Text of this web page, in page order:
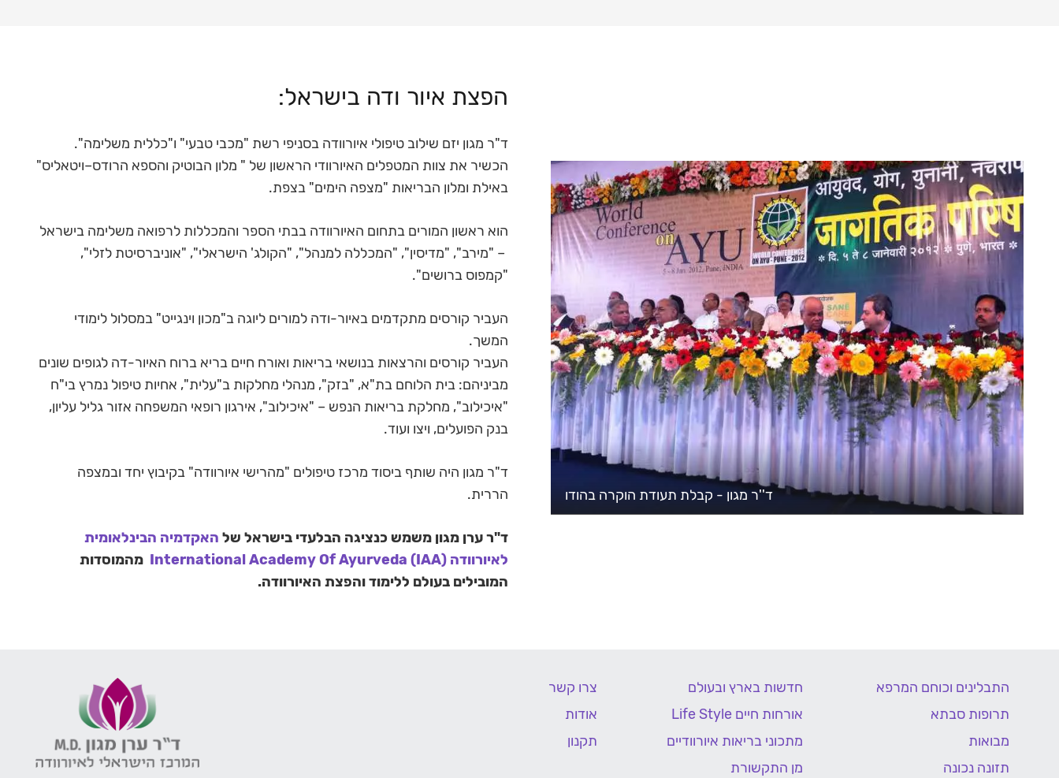
ד''ר מגון - קבלת תעודת הוקרה בהודו
הפצת איור ודה בישראל:
ד"ר מגון יזם שילוב טיפולי איורוודה בסניפי רשת "מכבי טבעי" ו"כללית משלימה".
הכשיר את צוות המטפלים האיורוודי הראשון של " מלון הבוטיק והספא הרודס–ויטאליס"
באילת ומלון הבריאות "מצפה הימים" בצפת.
הוא ראשון המורים בתחום האיורוודה בבתי הספר והמכללות לרפואה משלימה בישראל
– "מירב", "מדיסין", "המכללה למנהל", "הקולג' הישראלי", "אוניברסיטת לזלי",
"קמפוס ברושים".
העביר קורסים מתקדמים באיור-ודה למורים ליוגה ב"מכון וינגייט" במסלול לימודי
המשך.
העביר קורסים והרצאות בנושאי בריאות ואורח חיים בריא ברוח האיור-דה לגופים שונים
מביניהם: בית הלוחם בת"א, "בזק", מנהלי מחלקות ב"עלית", אחיות טיפול נמרץ בי"ח
"איכילוב", מחלקת בריאות הנפש – "איכילוב", אירגון רופאי המשפחה אזור גליל עליון,
בנק הפועלים, ויצו ועוד.
ד"ר מגון היה שותף ביסוד מרכז טיפולים "מהרישי איורוודה" בקיבוץ יחד ובמצפה
הררית.
ד"ר ערן מגון משמש כנציגה הבלעדי בישראל של האקדמיה הבינלאומית
לאיורוודה (International Academy Of Ayurveda (IAA
מהמוסדות
המובילים בעולם ללימוד והפצת האיורוודה.
התבלינים וכוחם המרפא
תרופות סבתא
מבואות
תזונה נכונה
חדשות בארץ ובעולם
אורחות חיים Life Style
מתכוני בריאות איורוודיים
מן התקשורת
צרו קשר
אודות
תקנון